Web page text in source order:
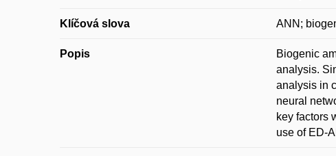
Klíčová slova ANN;
Popis
Biogenic
analysis.
analysis in
neural
key factors
use of ED-